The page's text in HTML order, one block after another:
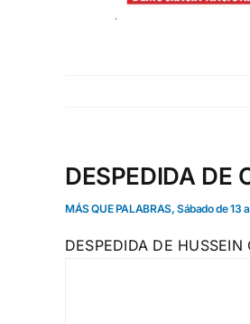
DESPEDIDA DE
MÁS QUE PALABRAS, Sábado de 13
DESPEDIDA DE